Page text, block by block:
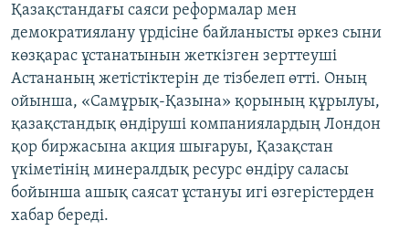
Қазақстандағы саяси реформалар мен
демократиялану үрдісіне байланысты әркез сыни
көзқарас ұстанатынын жеткізген зерттеуші
Астананың жетістіктерін де тізбелеп өтті. Оның
ойынша, «Самұрық-Қазына» қорының құрылуы,
қазақстандық өндіруші компаниялардың Лондон
қор биржасына акция шығаруы, Қазақстан
үкіметінің минералдық ресурс өндіру саласы
бойынша ашық саясат ұстануы игі өзгерістерден
хабар береді.